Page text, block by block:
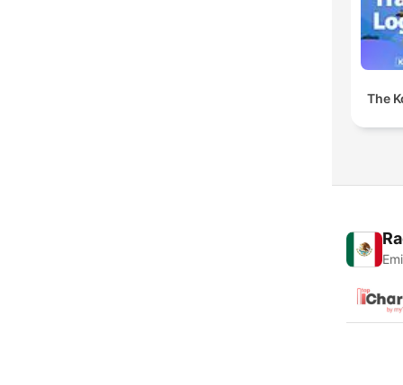
The